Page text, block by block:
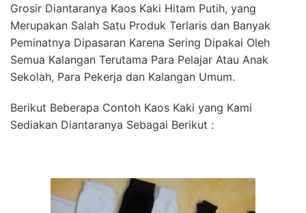
Grosir Diantaranya Kaos Kaki Hitam Putih, yang
Merupakan Salah Satu Produk Terlaris dan Banyak
Peminatnya Dipasaran Karena Sering Dipakai Oleh
Semua Kalangan Terutama Para Pelajar Atau Anak
Sekolah, Para Pekerja dan Kalangan Umum.
Berikut Beberapa Contoh Kaos Kaki yang Kami
Sediakan Diantaranya Sebagai Berikut :